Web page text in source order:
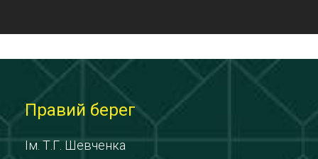
Правий берег
Ім. Т.Г. Шевченка